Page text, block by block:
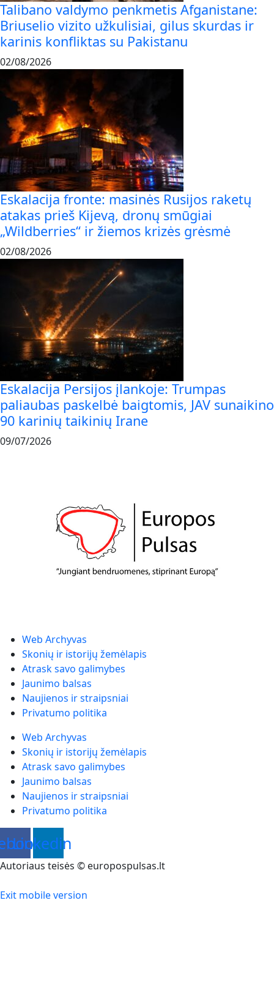
Talibano valdymo penkmetis Afganistane:
Briuselio vizito užkulisiai, gilus skurdas ir
karinis konfliktas su Pakistanu
02/08/2026
Eskalacija fronte: masinės Rusijos raketų
atakas prieš Kijevą, dronų smūgiai
„Wildberries“ ir žiemos krizės grėsmė
02/08/2026
Eskalacija Persijos įlankoje: Trumpas
paliaubas paskelbė baigtomis, JAV sunaikino
90 karinių taikinių Irane
09/07/2026
Web Archyvas
Skonių ir istorijų žemėlapis
Atrask savo galimybes
Jaunimo balsas
Naujienos ir straipsniai
Privatumo politika
Web Archyvas
Skonių ir istorijų žemėlapis
Atrask savo galimybes
Jaunimo balsas
Naujienos ir straipsniai
Privatumo politika
Linkedin
Autoriaus teisės © europospulsas.lt
Exit mobile version